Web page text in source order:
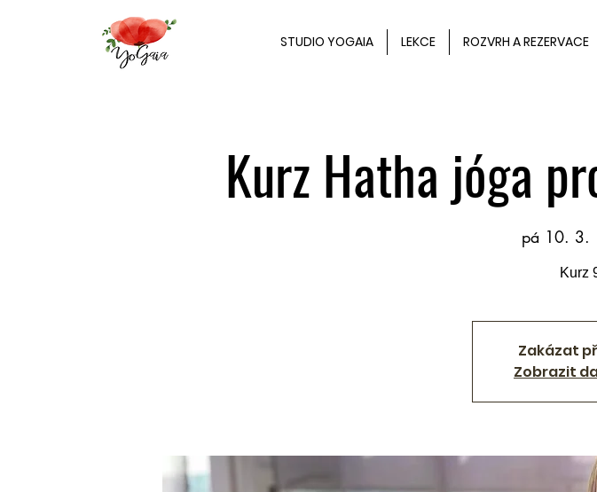
STUDIO YOGAIA LEKCE ROZVRH A REZERVACE
Kurz Hatha jóga
pá 10. 3.
Kurz
Zakázat
Zobrazit